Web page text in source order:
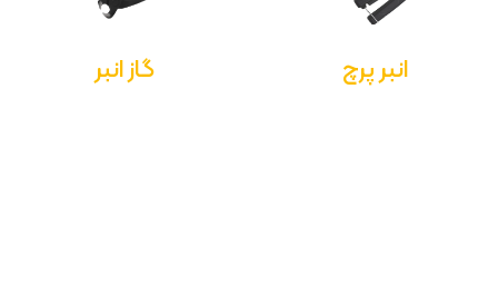
انبر پرچ گاز انبر